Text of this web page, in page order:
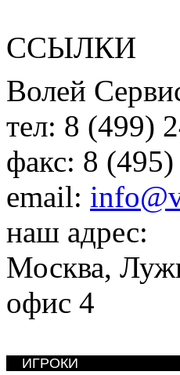
ССЫЛКИ
Волей
тел: 8 (499)
факс: 8
email:
наш адрес:
Москва,
офис 4
ИГРОКИ